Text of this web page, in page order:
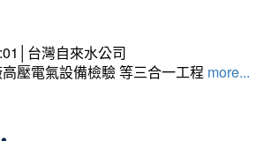
台灣自來水公司
壓電氣設備檢驗 等三合一工程 more...